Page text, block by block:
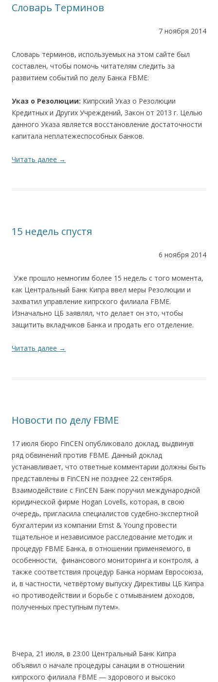
Словарь Терминов
7 ноября 2014
Словарь терминов, используемых на этом сайте был
составлен, чтобы помочь читателям следить за
развитием событий по делу Банка FBME:
Указ о Резолюции: Кипрский Указ о Резолюции
Кредитных и Других Учреждений, Закон от 2013 г. Целью
данного Указа является восстановление достаточности
капитала неплатежеспособных банков.
Читать далее →
15 недель спустя
6 ноября 2014
Уже прошло немногим более 15 недель с того момента,
как Центральный Банк Кипра ввел меры Резолюции и
захватил управление кипрского филиала FBME.
Изначально ЦБ заявлял, что делает он это, чтобы
защитить вкладчиков Банка и продать его отделение.
Читать далее →
Новости по делу FBME
17 июля бюро FinCEN опубликовало доклад, выдвинув
ряд обвинений против FBME. Данный доклад
устанавливает, что ответные комментарии должны быть
представлены в FinCEN не позднее 22 сентября.
Взаимодействие с FinCEN Банк поручил международной
юридической фирме Hogan Lovells, которая, в свою
очередь, пригласила специалистов судебно-экспертной
бухгалтерии из компании Ernst & Young провести
тщательное и независимое расследование методик и
процедур FBME Банка, в отношении применяемого, в
особенности, финансового мониторинга и контроля, а
также соответствия процедур Банка нормам Евросоюза,
и, в частности, четвёртому выпуску Директивы ЦБ Кипра
«о противодействии и борьбе с отмыванием доходов,
полученных преступным путем».
Вчера, 21 июля, в 23:00 Центральный Банк Кипра
объявил о начале процедуры санации в отношении
кипрского филиала FBME — здорового и высоко